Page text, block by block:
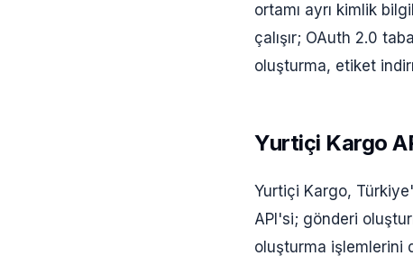
ortamı ayrı kimlik
çalışır; OAuth 2.0
oluşturma, etiket
Yurtiçi Kargo
Yurtiçi Kargo,
API'si; gönderi
oluşturma işlemlerini